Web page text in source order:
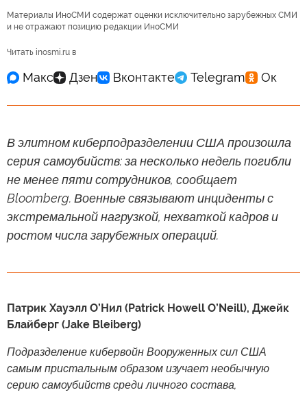
Материалы ИноСМИ содержат оценки исключительно зарубежных СМИ
и не отражают позицию редакции ИноСМИ
Читать inosmi.ru в
В элитном киберподразделении США произошла
серия самоубийств: за несколько недель погибли
не менее пяти сотрудников, сообщает
Bloomberg. Военные связывают инциденты с
экстремальной нагрузкой, нехваткой кадров и
ростом числа зарубежных операций.
Патрик Хауэлл О’Нил (Patrick Howell O’Neill), Джейк
Блайберг (Jake Bleiberg)
Подразделение кибервойн Вооруженных сил США
самым пристальным образом изучает необычную
серию самоубийств среди личного состава,